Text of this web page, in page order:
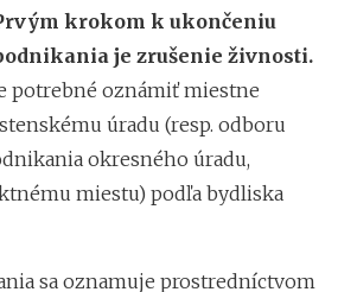
krokom k ukončeniu
je zrušenie živnosti.
potrebné oznámiť miestne
úradu (resp. odboru
okresného úradu,
miestu) podľa bydliska
sa oznamuje prostredníctvom